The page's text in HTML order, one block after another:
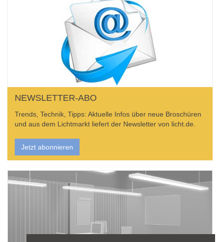
NEWSLETTER-ABO
Trends, Technik, Tipps: Aktuelle Infos über neue Broschüren
und aus dem Lichtmarkt liefert der Newsletter von licht.de.
Jetzt abonnieren